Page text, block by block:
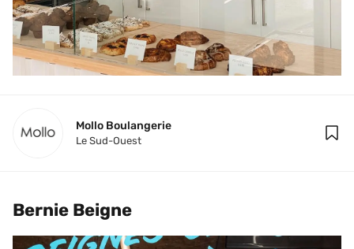
Mollo Boulangerie
Le Sud-Ouest
Bernie Beigne